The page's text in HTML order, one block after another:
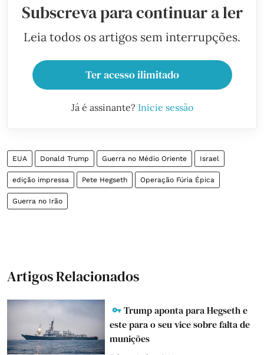
Subscreva para continuar a ler
Leia todos os artigos sem interrupções.
Ter acesso ilimitado
Já é assinante? Inicie sessão
EUA Donald Trump Guerra no Médio Oriente Israel
edição impressa Pete Hegseth Operação Fúria Épica
Guerra no Irão
Artigos Relacionados
Trump aponta para Hegseth e
este para o seu vice sobre falta de
munições